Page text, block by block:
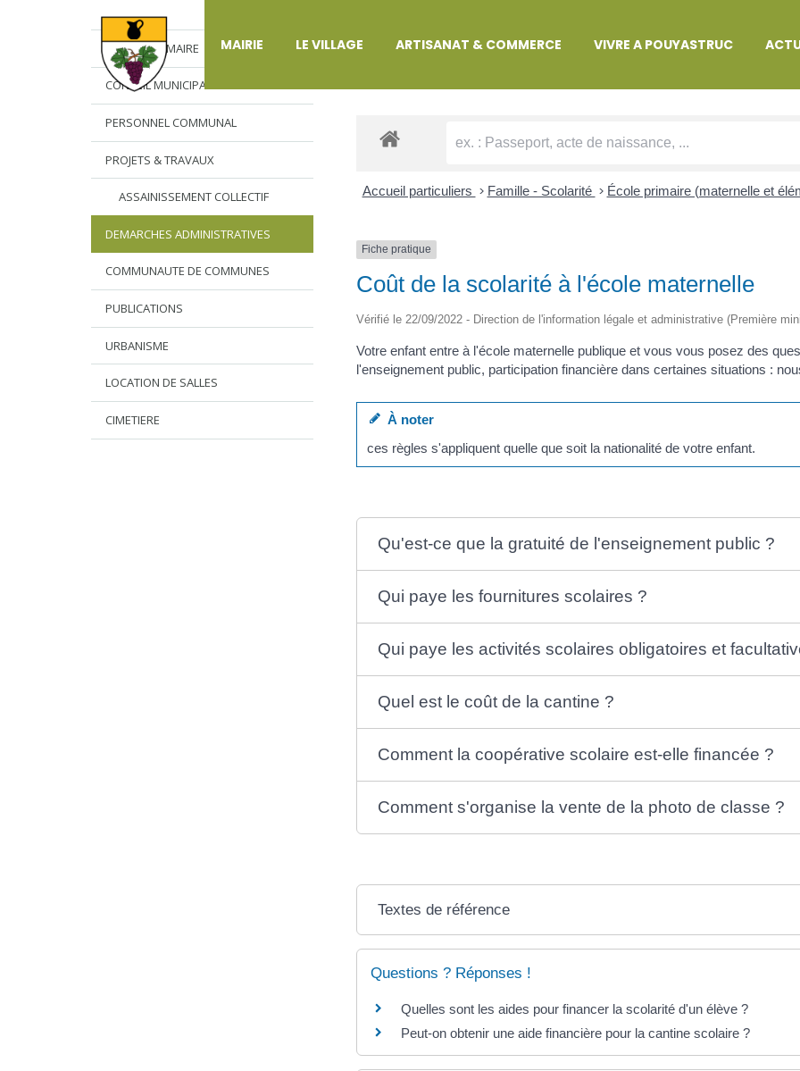
MAIRIE LE VILLAGE ARTISANAT & COMMERCE VIVRE A POUYASTRUC
L’EDITO DU MAIRE
CONSEIL MUNICIPAL
PERSONNEL COMMUNAL
PROJETS & TRAVAUX
ASSAINISSEMENT COLLECTIF
DEMARCHES ADMINISTRATIVES
COMMUNAUTE DE COMMUNES
PUBLICATIONS
URBANISME
LOCATION DE SALLES
CIMETIERE
DÉMARCHES ADMINISTRATIVES
Accueil particuliers > Famille - Scolarité > École primaire (maternelle et
Fiche pratique
Coût de la scolarité à l'école maternelle
Vérifié le 22/09/2022 - Direction de l'information légale et administrative (Première
Votre enfant entre à l'école maternelle publique et vous vous posez des
l'enseignement public, participation financière dans certaines situations :
À noter
ces règles s'appliquent quelle que soit la nationalité de votre enfant.
Qu'est-ce que la gratuité de l'enseignement public ?
Qui paye les fournitures scolaires ?
Qui paye les activités scolaires obligatoires et
Quel est le coût de la cantine ?
Comment la coopérative scolaire est-elle financée ?
Comment s'organise la vente de la photo de classe ?
Textes de référence
Questions ? Réponses !
Quelles sont les aides pour financer la scolarité d'un élève ?
Peut-on obtenir une aide financière pour la cantine scolaire ?